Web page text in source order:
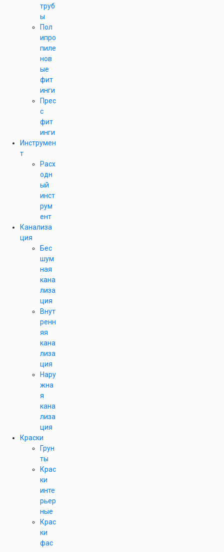
труб
ы
Пол
ипро
пиле
нов
ые
фит
инги
Прес
с
фит
инги
Инструмен
т
Расх
одн
ый
инст
рум
ент
Канализа
ция
Бес
шум
ная
кана
лиза
ция
Внут
ренн
яя
кана
лиза
ция
Нару
жна
я
кана
лиза
ция
Краски
Грун
ты
Крас
ки
инте
рьер
ные
Крас
ки
фас